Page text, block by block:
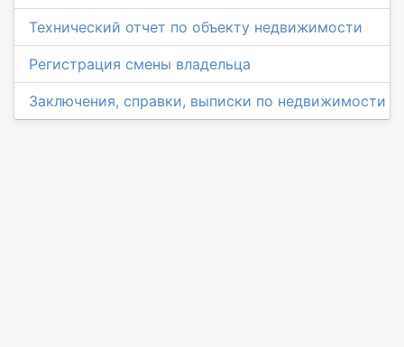
Технический отчет по объекту недвижимости
Регистрация смены владельца
Заключения, справки, выписки по недвижимости